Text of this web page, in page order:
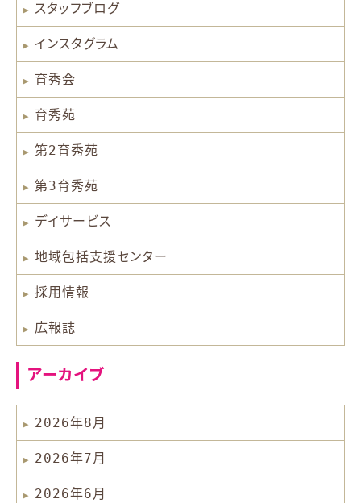
スタッフブログ
インスタグラム
育秀会
育秀苑
第2育秀苑
第3育秀苑
デイサービス
地域包括支援センター
採用情報
広報誌
アーカイブ
2026年8月
2026年7月
2026年6月